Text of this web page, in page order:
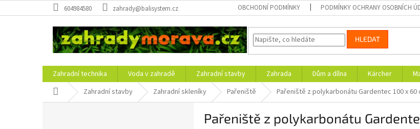
na
604984580 zahrady@balisystem.cz OBCHODNÍ PODMÍNKY PODMÍNKY OCHRANY OSOBNÍCH
HLEDAT
Zahradní technika Voda v zahradě Zahradní stavby Zahrada Dům a dílna Kärcher
Domů Zahradní stavby Zahradní skleníky Pařeniště Pařeniště z polykarbonátu Gardentec 100 x 60
Pařeniště z polykarbonátu